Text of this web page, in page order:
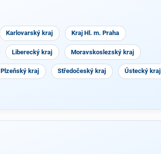
Karlovarský kraj Kraj Hl. m. Praha
Liberecký kraj Moravskoslezský kraj
Plzeňský kraj Středočeský kraj Ústecký kraj